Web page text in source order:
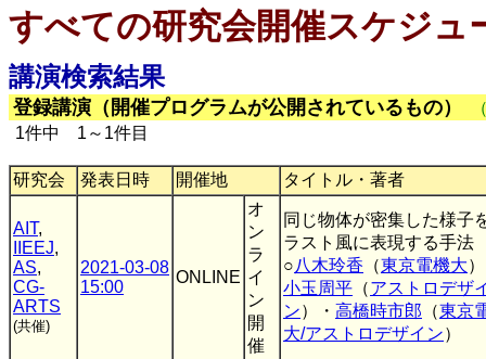
すべての研究会開催スケジュ
講演検索結果
登録講演（開催プログラムが公開されているもの）
1件中 1～1件目
研究会 発表日時 開催地 タイトル・著者
AIT,
IIEEJ,
AS,
CG-
ARTS
(共催)
2021-03-08
15:00
ONLINE
オ
ン
ラ
イ
ン
開
催
同じ物体が密集した様子
ラスト風に表現する手法
○八木玲香 （東京電機大
小玉周平 （アストロデザ
ン）・ 高橋時市郎 （東京
大/アストロデザイン）